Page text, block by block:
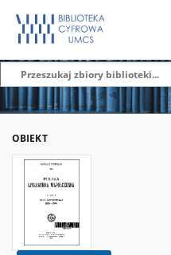
OBIEKT